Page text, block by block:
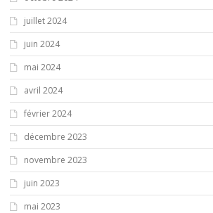
juillet 2024
juin 2024
mai 2024
avril 2024
février 2024
décembre 2023
novembre 2023
juin 2023
mai 2023